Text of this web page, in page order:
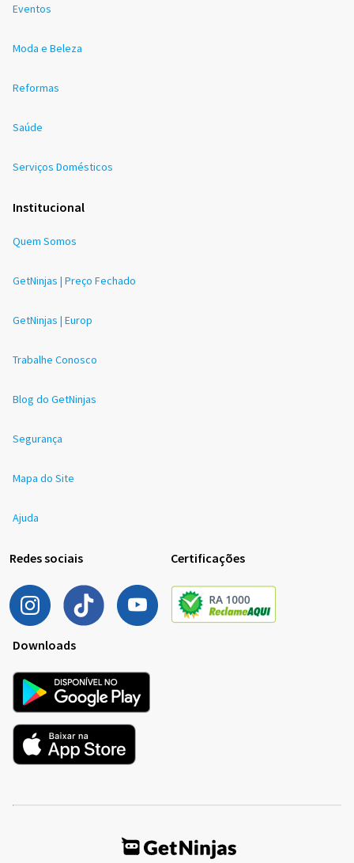
Eventos
Moda e Beleza
Reformas
Saúde
Serviços Domésticos
Institucional
Quem Somos
GetNinjas | Preço Fechado
GetNinjas | Europ
Trabalhe Conosco
Blog do GetNinjas
Segurança
Mapa do Site
Ajuda
Redes sociais Certificações
Downloads